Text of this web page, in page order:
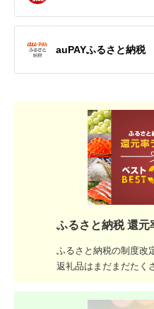
auPAYふるさと納税
ふるさと納税 還
ふるさと納税の制度改
返礼品はまだまだたく